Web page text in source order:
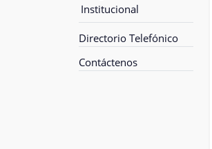
Institucional
Directorio Telefónico
Contáctenos